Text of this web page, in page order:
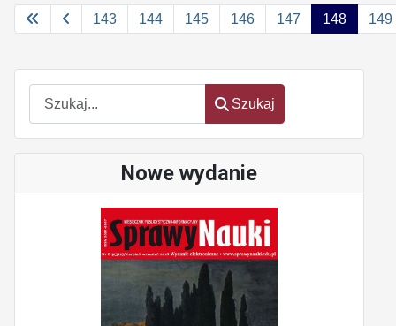
Szukaj
Szukaj
Nowe wydanie
143 144 145 146 147 148 149